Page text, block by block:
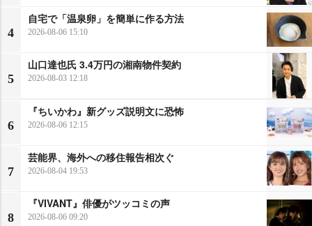
4
自宅で「温泉卵」を簡単に作る方法
2026-08-06 15:10
5
山口達也氏 3.4万円の湘南物件契約
2026-08-03 12:18
6
『ちいかわ』新グッズ説明文に恐怖
2026-08-06 12:15
7
芸能界、海外への移住報告相次ぐ
2026-08-04 19:53
8
『VIVANT』俳優がツッコミの声
2026-08-06 09:20